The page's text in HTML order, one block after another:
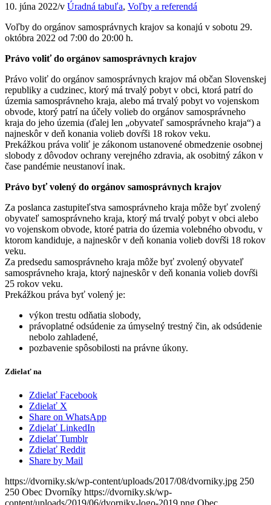
10. júna 2022/v Úradná tabuľa, Voľby a referendá
Voľby do orgánov samosprávnych krajov sa konajú v sobotu 29.
októbra 2022 od 7:00 do 20:00 h.
Právo voliť do orgánov samosprávnych krajov
Právo voliť do orgánov samosprávnych krajov má občan Slovenskej
republiky a cudzinec, ktorý má trvalý pobyt v obci, ktorá patrí do
územia samosprávneho kraja, alebo má trvalý pobyt vo vojenskom
obvode, ktorý patrí na účely volieb do orgánov samosprávneho
kraja do jeho územia (ďalej len „obyvateľ samosprávneho kraja“) a
najneskôr v deň konania volieb dovŕši 18 rokov veku.
Prekážkou práva voliť je zákonom ustanovené obmedzenie osobnej
slobody z dôvodov ochrany verejného zdravia, ak osobitný zákon v
čase pandémie neustanoví inak.
Právo byť volený do orgánov samosprávnych krajov
Za poslanca zastupiteľstva samosprávneho kraja môže byť zvolený
obyvateľ samosprávneho kraja, ktorý má trvalý pobyt v obci alebo
vo vojenskom obvode, ktoré patria do územia volebného obvodu, v
ktorom kandiduje, a najneskôr v deň konania volieb dovŕši 18 rokov
veku.
Za predsedu samosprávneho kraja môže byť zvolený obyvateľ
samosprávneho kraja, ktorý najneskôr v deň konania volieb dovŕši
25 rokov veku.
Prekážkou práva byť volený je:
výkon trestu odňatia slobody,
právoplatné odsúdenie za úmyselný trestný čin, ak odsúdenie
nebolo zahladené,
pozbavenie spôsobilosti na právne úkony.
Zdielať na
Zdielať Facebook
Zdielať X
Share on WhatsApp
Zdielať LinkedIn
Zdielať Tumblr
Zdielať Reddit
Share by Mail
https://dvorniky.sk/wp-content/uploads/2017/08/dvorniky.jpg 250
250 Obec Dvorníky https://dvorniky.sk/wp-